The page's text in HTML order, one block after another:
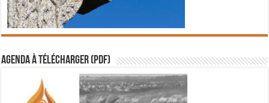
Agenda à télécharger (PDF)